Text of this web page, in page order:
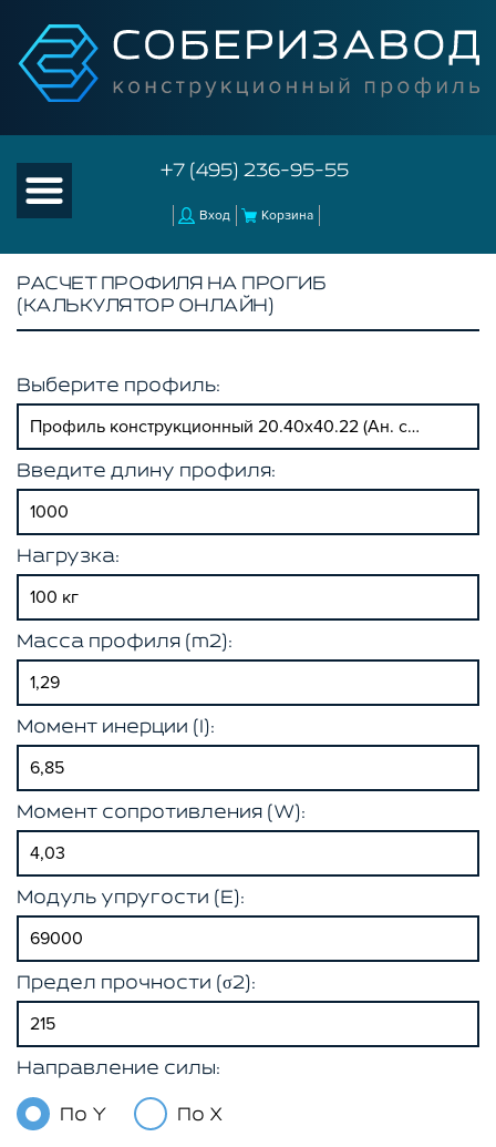
+7 (495) 236-95-55
Вход Корзина
РАСЧЕТ ПРОФИЛЯ НА ПРОГИБ
(КАЛЬКУЛЯТОР ОНЛАЙН)
Выберите профиль:
Профиль конструкционный 20.40х40.22 (Ан. серебро)
Введите длину профиля:
Нагрузка:
Масса профиля (m2):
Момент инерции (I):
Момент сопротивления (W):
Модуль упругости (E):
Предел прочности (σ2):
Направление силы:
По Y По X